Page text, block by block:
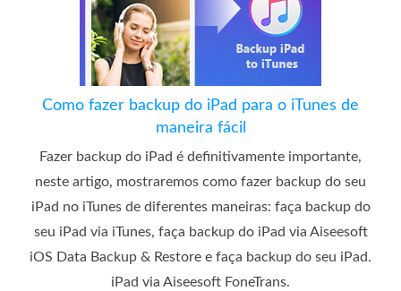
Como fazer backup do iPad para o iTunes de
maneira fácil
Fazer backup do iPad é definitivamente importante,
neste artigo, mostraremos como fazer backup do seu
iPad no iTunes de diferentes maneiras: faça backup do
seu iPad via iTunes, faça backup do iPad via Aiseesoft
iOS Data Backup & Restore e faça backup do seu iPad.
iPad via Aiseesoft FoneTrans.